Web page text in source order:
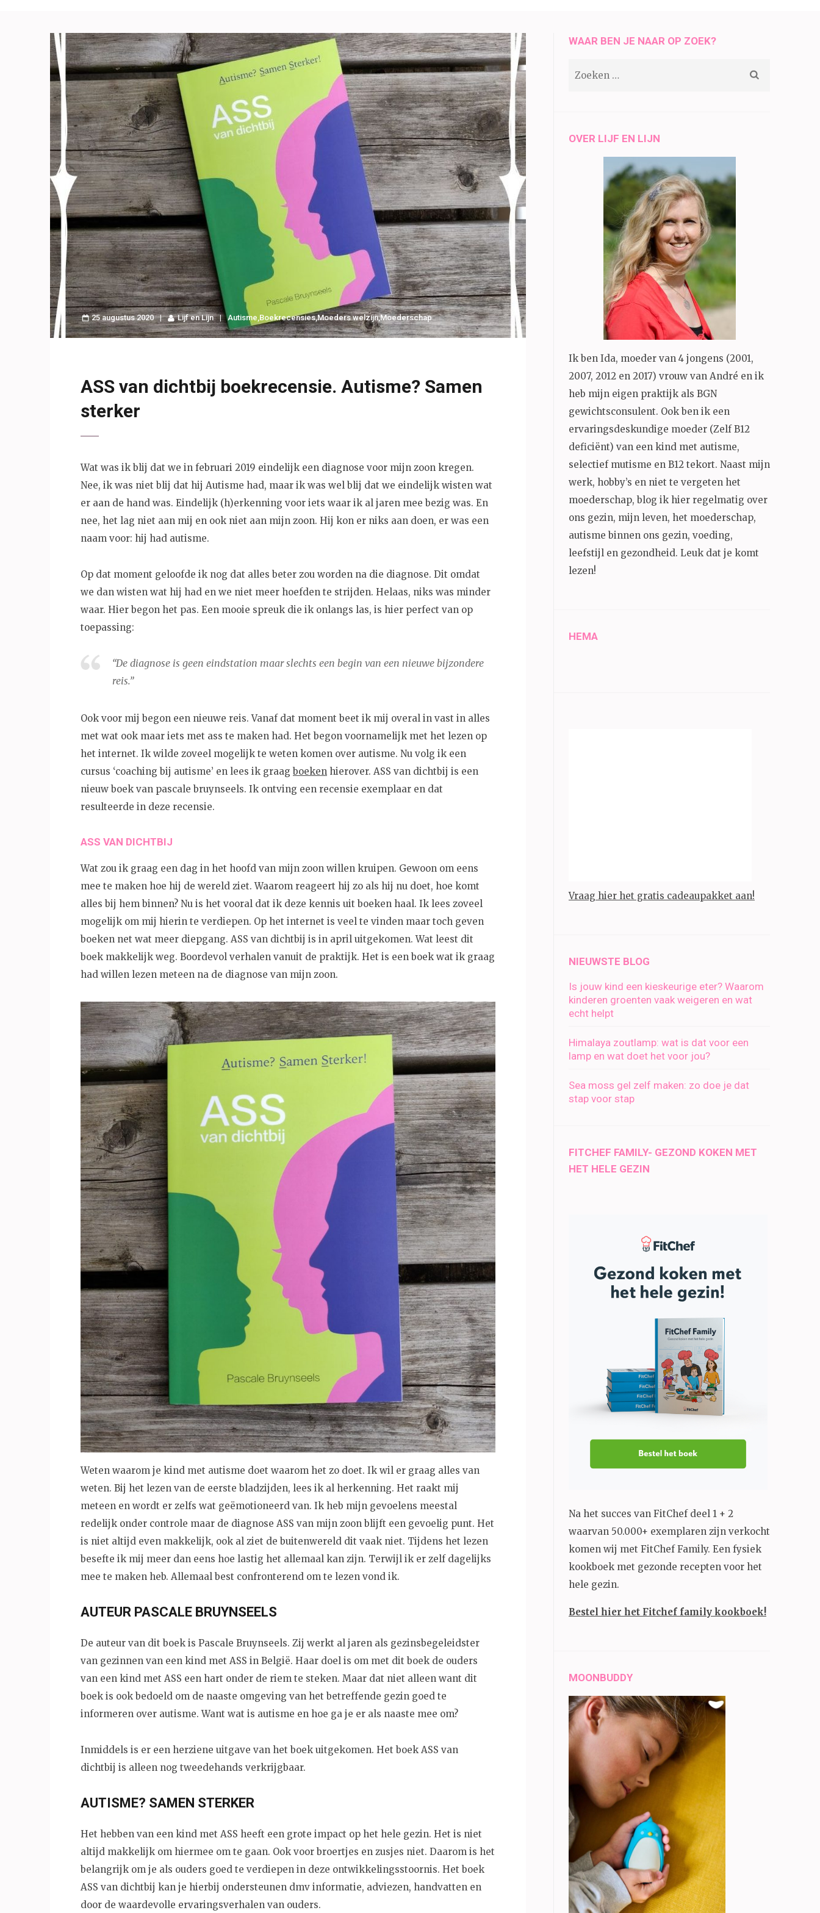
25 augustus 2020 Lijf en Lijn Autisme,Boekrecensies,Moeders welzijn,Moederschap
ASS van dichtbij boekrecensie. Autisme? Samen
sterker
Wat was ik blij dat we in februari 2019 eindelijk een diagnose voor mijn zoon kregen.
Nee, ik was niet blij dat hij Autisme had, maar ik was wel blij dat we eindelijk wisten wat
er aan de hand was. Eindelijk (h)erkenning voor iets waar ik al jaren mee bezig was. En
nee, het lag niet aan mij en ook niet aan mijn zoon. Hij kon er niks aan doen, er was een
naam voor: hij had autisme.
Op dat moment geloofde ik nog dat alles beter zou worden na die diagnose. Dit omdat
we dan wisten wat hij had en we niet meer hoefden te strijden. Helaas, niks was minder
waar. Hier begon het pas. Een mooie spreuk die ik onlangs las, is hier perfect van op
toepassing:
“De diagnose is geen eindstation maar slechts een begin van een nieuwe bijzondere
reis.”
Ook voor mij begon een nieuwe reis. Vanaf dat moment beet ik mij overal in vast in alles
met wat ook maar iets met ass te maken had. Het begon voornamelijk met het lezen op
het internet. Ik wilde zoveel mogelijk te weten komen over autisme. Nu volg ik een
cursus ‘coaching bij autisme’ en lees ik graagboeken hierover. ASS van dichtbij is een
nieuw boek van pascale bruynseels. Ik ontving een recensie exemplaar en dat
resulteerde in deze recensie.
ASS VAN DICHTBIJ
Wat zou ik graag een dag in het hoofd van mijn zoon willen kruipen. Gewoon om eens
mee te maken hoe hij de wereld ziet. Waarom reageert hij zo als hij nu doet, hoe komt
alles bij hem binnen? Nu is het vooral dat ik deze kennis uit boeken haal. Ik lees zoveel
mogelijk om mij hierin te verdiepen. Op het internet is veel te vinden maar toch geven
boeken net wat meer diepgang. ASS van dichtbij is in april uitgekomen. Wat leest dit
boek makkelijk weg. Boordevol verhalen vanuit de praktijk. Het is een boek wat ik graag
had willen lezen meteen na de diagnose van mijn zoon.
Weten waarom je kind met autisme doet waarom het zo doet. Ik wil er graag alles van
weten. Bij het lezen van de eerste bladzijden, lees ik al herkenning. Het raakt mij
meteen en wordt er zelfs wat geëmotioneerd van. Ik heb mijn gevoelens meestal
redelijk onder controle maar de diagnose ASS van mijn zoon blijft een gevoelig punt. Het
is niet altijd even makkelijk, ook al ziet de buitenwereld dit vaak niet. Tijdens het lezen
besefte ik mij meer dan eens hoe lastig het allemaal kan zijn. Terwijl ik er zelf dagelijks
mee te maken heb. Allemaal best confronterend om te lezen vond ik.
AUTEUR PASCALE BRUYNSEELS
De auteur van dit boek is Pascale Bruynseels. Zij werkt al jaren als gezinsbegeleidster
van gezinnen van een kind met ASS in België. Haar doel is om met dit boek de ouders
van een kind met ASS een hart onder de riem te steken. Maar dat niet alleen want dit
boek is ook bedoeld om de naaste omgeving van het betreffende gezin goed te
informeren over autisme. Want wat is autisme en hoe ga je er als naaste mee om?
Inmiddels is er een herziene uitgave van het boek uitgekomen. Het boek ASS van
dichtbij is alleen nog tweedehands verkrijgbaar.
AUTISME? SAMEN STERKER
Het hebben van een kind met ASS heeft een grote impact op het hele gezin. Het is niet
altijd makkelijk om hiermee om te gaan. Ook voor broertjes en zusjes niet. Daarom is het
belangrijk om je als ouders goed te verdiepen in deze ontwikkelingsstoornis. Het boek
ASS van dichtbij kan je hierbij ondersteunen dmv informatie, adviezen, handvatten en
door de waardevolle ervaringsverhalen van ouders.
WAAR BEN JE NAAR OP ZOEK?
OVER LIJF EN LIJN
Ik ben Ida, moeder van 4 jongens (2001,
2007, 2012 en 2017) vrouw van André en ik
heb mijn eigen praktijk als BGN
gewichtsconsulent. Ook ben ik een
ervaringsdeskundige moeder (Zelf B12
deficiënt) van een kind met autisme,
selectief mutisme en B12 tekort. Naast mijn
werk, hobby’s en niet te vergeten het
moederschap, blog ik hier regelmatig over
ons gezin, mijn leven, het moederschap,
autisme binnen ons gezin, voeding,
leefstijl en gezondheid. Leuk dat je komt
lezen!
HEMA
Vraag hier het gratis cadeaupakket aan!
NIEUWSTE BLOG
Is jouw kind een kieskeurige eter? Waarom
kinderen groenten vaak weigeren en wat
echt helpt
Himalaya zoutlamp: wat is dat voor een
lamp en wat doet het voor jou?
Sea moss gel zelf maken: zo doe je dat
stap voor stap
FITCHEF FAMILY- GEZOND KOKEN MET
HET HELE GEZIN
Na het succes van FitChef deel 1 + 2
waarvan 50.000+ exemplaren zijn verkocht
komen wij met FitChef Family. Een fysiek
kookboek met gezonde recepten voor het
hele gezin.
Bestel hier het Fitchef family kookboek!
MOONBUDDY